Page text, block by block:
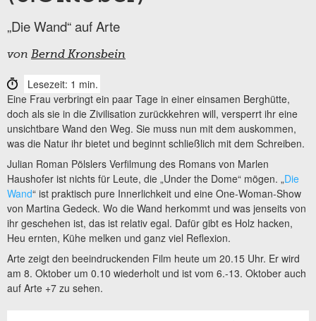
„Die Wand“ auf Arte
von Bernd Kronsbein
Lesezeit: 1 min.
Eine Frau verbringt ein paar Tage in einer einsamen Berghütte,
doch als sie in die Zivilisation zurückkehren will, versperrt ihr eine
unsichtbare Wand den Weg. Sie muss nun mit dem auskommen,
was die Natur ihr bietet und beginnt schließlich mit dem Schreiben.
Julian Roman Pölslers Verfilmung des Romans von Marlen
Haushofer ist nichts für Leute, die „Under the Dome“ mögen. „Die
Wand“ ist praktisch pure Innerlichkeit und eine One-Woman-Show
von Martina Gedeck. Wo die Wand herkommt und was jenseits von
ihr geschehen ist, das ist relativ egal. Dafür gibt es Holz hacken,
Heu ernten, Kühe melken und ganz viel Reflexion.
Arte zeigt den beeindruckenden Film heute um 20.15 Uhr. Er wird
am 8. Oktober um 0.10 wiederholt und ist vom 6.-13. Oktober auch
auf Arte +7 zu sehen.